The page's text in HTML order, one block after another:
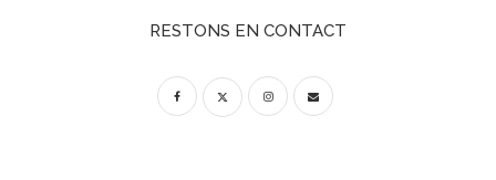
RESTONS EN CONTACT